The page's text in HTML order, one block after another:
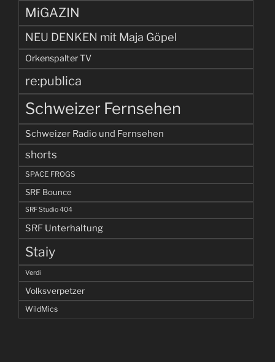
MiGAZIN
NEU DENKEN mit Maja Göpel
Orkenspalter TV
re:publica
Schweizer Fernsehen
Schweizer Radio und Fernsehen
shorts
SPACE FROGS
SRF Bounce
SRF Studio 404
SRF Unterhaltung
Staiy
Verdi
Volksverpetzer
WildMics